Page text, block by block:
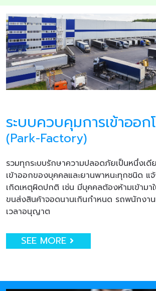
ระบบควบคุมการเข้าออก
(Park-Factory)
รวมทุกระบบรักษาความปลอดภัยเป็นหนึ่งเ
เข้าออกของบุคคลและยานพาหนะทุกชนิด แ
เกิดเหตุผิดปกติ เช่น มีบุคคลต้องห้ามเข้ามา
ขนส่งสินค้าจอดนานเกินกำหนด รถพนักงา
เวลาอนุญาต
SEE MORE